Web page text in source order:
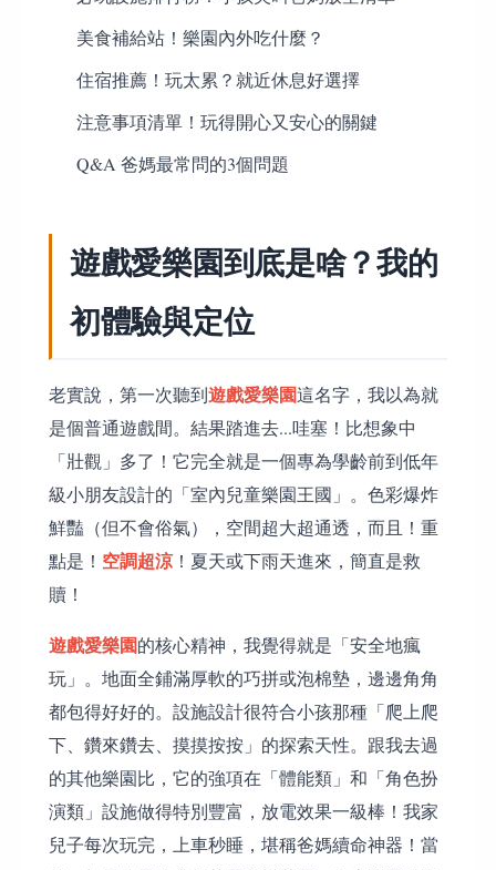
美食補給站！樂園內外吃什麼？
住宿推薦！玩太累？就近休息好選擇
注意事項清單！玩得開心又安心的關鍵
Q&A 爸媽最常問的3個問題
遊戲愛樂園到底是啥？我的
初體驗與定位
老實說，第一次聽到遊戲愛樂園這名字，我以為就
是個普通遊戲間。結果踏進去...哇塞！比想象中
「壯觀」多了！它完全就是一個專為學齡前到低年
級小朋友設計的「室內兒童樂園王國」。色彩爆炸
鮮豔（但不會俗氣），空間超大超通透，而且！重
點是！ 空調超涼！夏天或下雨天進來，簡直是救
贖！
遊戲愛樂園的核心精神，我覺得就是「安全地瘋
玩」。地面全鋪滿厚軟的巧拼或泡棉墊，邊邊角角
都包得好好的。設施設計很符合小孩那種「爬上爬
下、鑽來鑽去、摸摸按按」的探索天性。跟我去過
的其他樂園比，它的強項在「體能類」和「角色扮
演類」設施做得特別豐富，放電效果一級棒！我家
兒子每次玩完，上車秒睡，堪稱爸媽續命神器！當